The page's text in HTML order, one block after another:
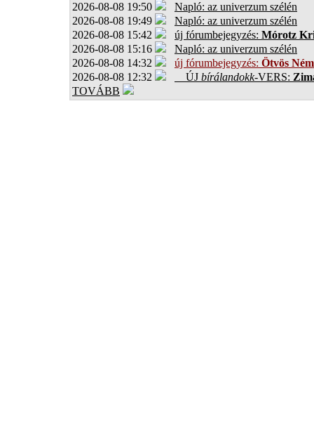
2026-08-08 19:50
Napló: az univerzum szélén
2026-08-08 19:49
Napló: az univerzum szélén
2026-08-08 15:42
új fórumbejegyzés: Mórotz
2026-08-08 15:16
Napló: az univerzum szélén
2026-08-08 14:32
új fórumbejegyzés: Ötvös
2026-08-08 12:32
ÚJ bírálandokk-VERS:
TOVÁBB